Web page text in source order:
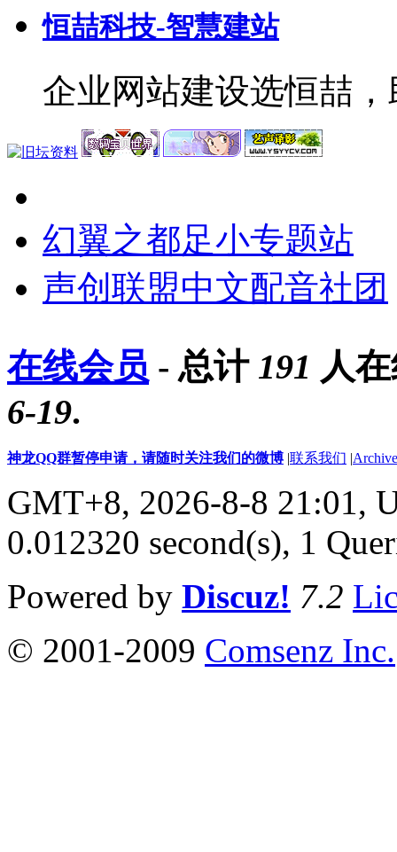
恒喆科技-智慧建站
企业网站建设选恒喆
幻翼之都足小专题站
声创联盟中文配音社团
在线会员 - 总计 191 人
6-19.
神龙QQ群暂停申请，请随时关注我们的微博 |联系我们 |
GMT+8, 2026-8-8 21:01,
0.012320 second(s), 1
Powered by Discuz! 7.2
© 2001-2009 Comsenz Inc.